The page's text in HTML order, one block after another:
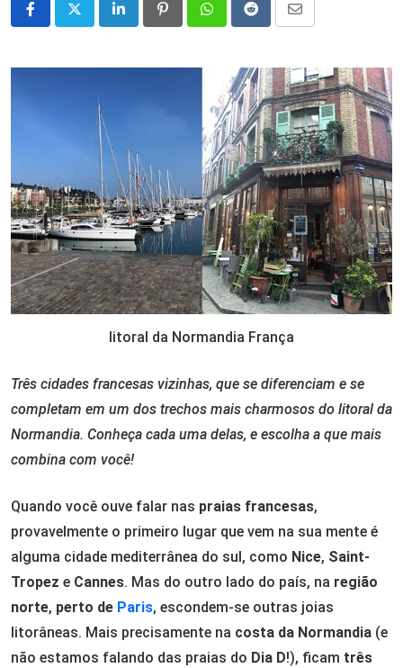
LinkedIn PinterestWhatsappRedditShare
Email
litoral da Normandia França
Três cidades francesas vizinhas, que se diferenciam e se
completam em um dos trechos mais charmosos do litoral da
Normandia. Conheça cada uma delas, e escolha a que mais
combina com você!
Quando você ouve falar nas praias francesas,
provavelmente o primeiro lugar que vem na sua mente é
alguma cidade mediterrânea do sul, como Nice, Saint-
Tropez e Cannes. Mas do outro lado do país, na região
norte, perto de Paris, escondem-se outras joias
litorâneas. Mais precisamente na costa da Normandia (e
não estamos falando das praias do Dia D!), ficam três